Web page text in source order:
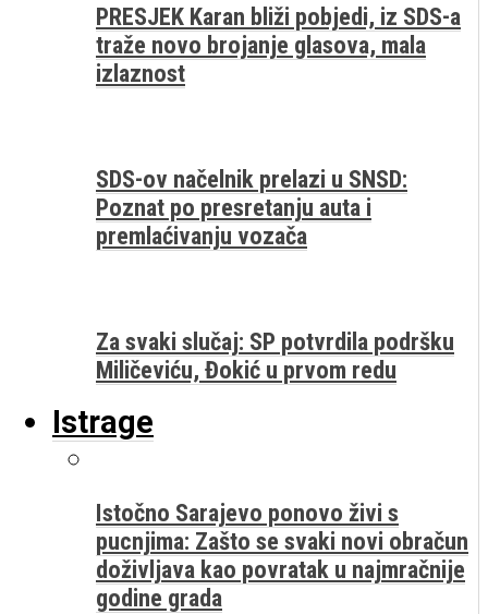
PRESJEK Karan bliži pobjedi, iz SDS-a
traže novo brojanje glasova, mala
izlaznost
SDS-ov načelnik prelazi u SNSD:
Poznat po presretanju auta i
premlaćivanju vozača
Za svaki slučaj: SP potvrdila podršku
Miličeviću, Đokić u prvom redu
Istrage
Istočno Sarajevo ponovo živi s
pucnjima: Zašto se svaki novi obračun
doživljava kao povratak u najmračnije
godine grada